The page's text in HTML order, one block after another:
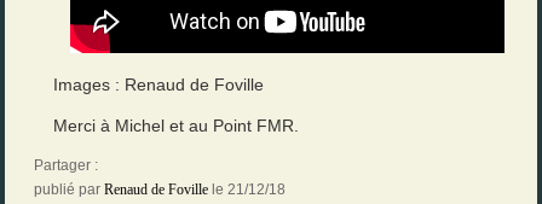
Images : Renaud de Foville
Merci à Michel et au Point FMR.
Partager :
publié par Renaud de Foville le 21/12/18